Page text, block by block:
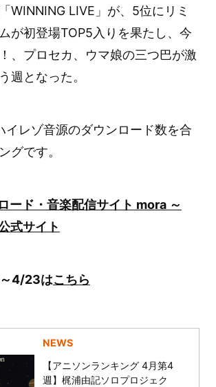
WINNING LIVE」が、5位にリミ
が初登場TOP5入りを果たし、今
、プロセカ、ウマ娘の三つ巴が激
週となった。
イレゾ音源のダウンロード数を合
グです。
ード・音楽配信サイト mora ～
式サイト
4/23はこちら
NEWS
【アニソンランキング 4月第4
週】梶浦由記ソロプロジェク